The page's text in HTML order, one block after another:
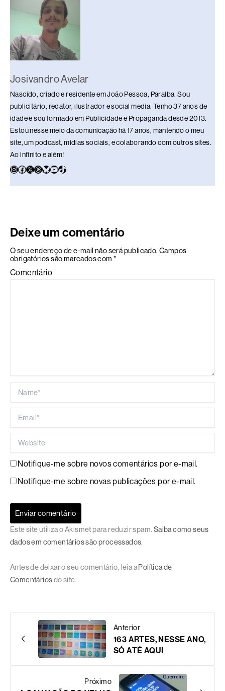
Josivandro Avelar
Nascido, criado e residente em João Pessoa, Paraíba. Sou
publicitário, redator, ilustrador e social media. Tenho 37 anos de
idade e sou formado em Publicidade e Propaganda desde 2013.
Estou nesse meio da comunicação há 17 anos, mantendo o meu
site, um podcast, mídias sociais, e colaborando com outros sites.
Ao infinito e além!
Deixe um comentário
O seu endereço de e-mail não será publicado. Campos
obrigatórios são marcados com *
Comentário
Notifique-me sobre novos comentários por e-mail.
Notifique-me sobre novas publicações por e-mail.
Este site utiliza o Akismet para reduzir spam. Saiba como seus
dados em comentários são processados.
Antes de deixar o seu comentário, leia a Política de
Comentáriosdo site.
Anterior
163 ARTES, NESSE ANO,
SÓ ATÉ AQUI
Próximo